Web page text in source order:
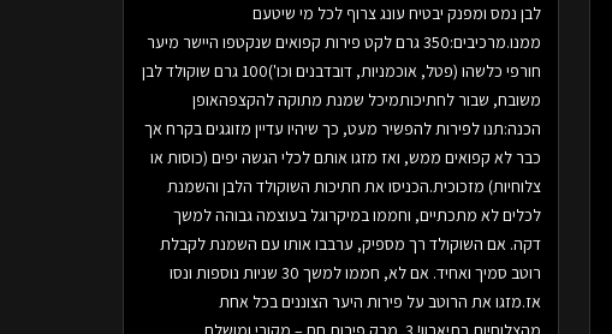
לבן נמס ומפנק יבטיח עונג צרוף לכל מי שיטעם
ממנו.מרכיבים:350 גרם לקט פירות קפואים שנקטפו היישר מיער
חורפי כלשהו (פטל, אוכמניות, דובדבנים וכו')100 גרם שוקולד לבן
משובח, שבור לחתיכותמיכל שמנת מתוקה להקצפהאופן
הכנה:תנו לפירות להפשיר מעט, כך שיהיו עדיין מזוגגים בקרח אך
כבר לא קפואים ממש, ואז מזגו אותם לכלי הגשה יפים (כוסות או
צלוחיות) מזכוכית.הכניסו את חתיכות השוקולד הלבן והשמנת
לכלים לא מתכתיים, וחממו במיקרוגל בעוצמה גבוהה למשך
דקה. אם השוקולד רך מספיק, ערבבו אותו עם השמנת לקבלת
רוטב סמיך ואחיד. אם לא, חממו למשך 30 שניות נוספות ונסו
אז.מזגו את הרוטב על פירות היער הצוננים בכל אחת